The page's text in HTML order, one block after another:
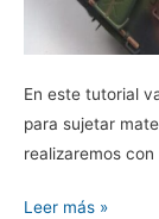
En este tutorial
para sujetar
realizaremos
Leer más »